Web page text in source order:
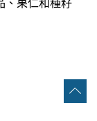
、果仁和種籽